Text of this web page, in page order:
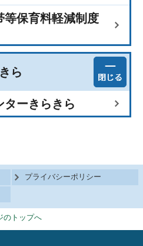
等保育料軽減制度
ら
ターきらきら
プライバシーポリシー
のトップへ